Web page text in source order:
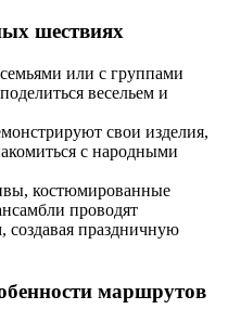
шествиях
или с группами
весельем и
свои изделия,
с народными
костюмированные
проводят
праздничную
маршрутов